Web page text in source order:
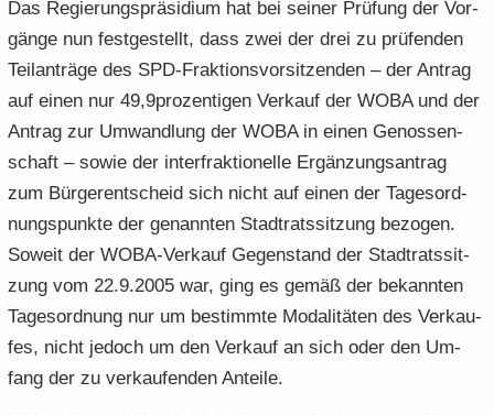
Das Re­gie­rungs­prä­si­di­um hat bei sei­ner Prü­fung der Vor­
gän­ge nun fest­ge­stellt, dass zwei der drei zu prü­fen­den
Teil­an­trä­ge des SPD-​Fraktionsvorsitzenden – der An­trag
auf einen nur 49,9pro­zen­ti­gen Ver­kauf der WOBA und der
An­trag zur Um­wand­lung der WOBA in einen Ge­nos­sen­
schaft – sowie der in­ter­frak­tio­nel­le Er­gän­zungs­an­trag
zum Bür­ger­ent­scheid sich nicht auf einen der Ta­ges­ord­
nungs­punk­te der ge­nann­ten Stadt­rats­sit­zung be­zo­gen.
So­weit der WOBA-​Verkauf Ge­gen­stand der Stadt­rats­sit­
zung vom 22.9.2005 war, ging es gemäß der be­kann­ten
Ta­ges­ord­nung nur um be­stimm­te Mo­da­li­tä­ten des Ver­kau­
fes, nicht je­doch um den Ver­kauf an sich oder den Um­
fang der zu ver­kau­fen­den An­tei­le.